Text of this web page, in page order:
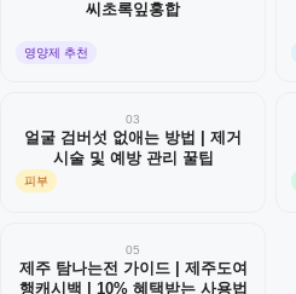
씨초록잎홍합
영양제 추천
03
얼굴 검버섯 없애는 방법 | 제거
시술 및 예방 관리 꿀팁
피부
05
제주 탐나는전 가이드 | 제주도여
행캐시백 | 10% 혜택받는 사용법